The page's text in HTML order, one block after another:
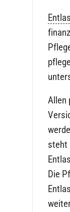
Allen
steht
Die